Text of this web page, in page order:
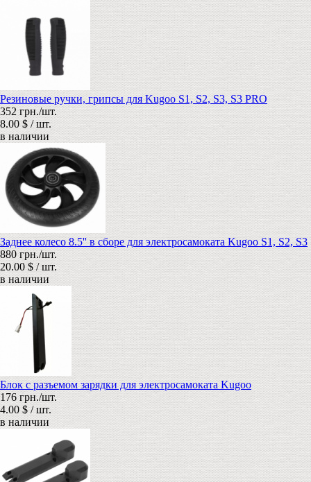
Резиновые ручки, грипсы для Kugoo S1, S2, S3, S3 PRO
352 грн./шт.
8.00 $ / шт.
в наличии
Заднее колесо 8.5'' в сборе для электросамоката Kugoo S1, S2, S3
880 грн./шт.
20.00 $ / шт.
в наличии
Блок с разъемом зарядки для электросамоката Kugoo
176 грн./шт.
4.00 $ / шт.
в наличии